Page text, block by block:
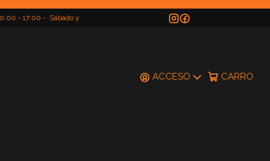
- 17:00 - Sábado y
ACCESO CARRO